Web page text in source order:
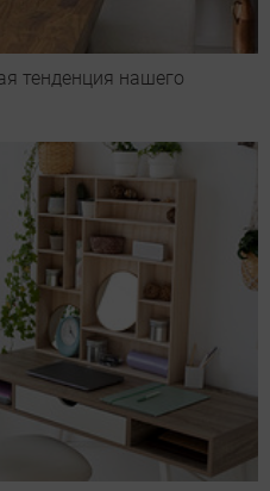
тенденция нашего